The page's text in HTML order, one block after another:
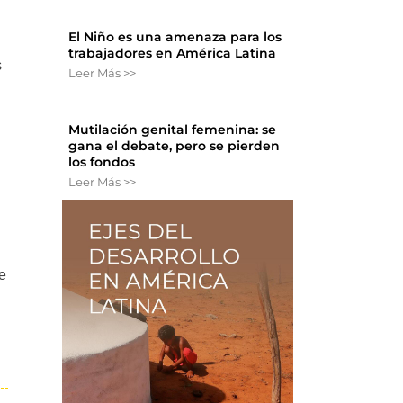
El Niño es una amenaza para los
trabajadores en América Latina
Leer Más >>
Mutilación genital femenina: se
gana el debate, pero se pierden
los fondos
Leer Más >>